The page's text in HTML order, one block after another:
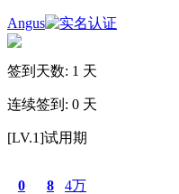
Angus
签到天数: 1 天
连续签到: 0 天
[LV.1]试用期
0 8 4万